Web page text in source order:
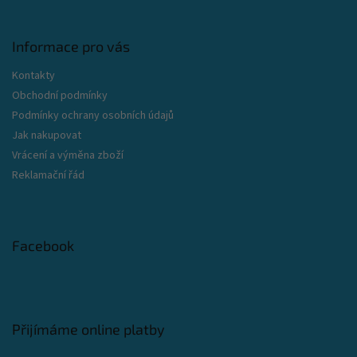
Informace pro vás
Kontakty
Obchodní podmínky
Podmínky ochrany osobních údajů
Jak nakupovat
Vrácení a výměna zboží
Reklamační řád
Facebook
Přijímáme online platby